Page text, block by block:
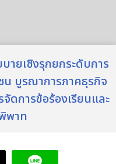
ยเชิงรุกยกระดับการ
น บูรณาการภาคธุรกิจ
ดการข้อร้องเรียนและ
พาท